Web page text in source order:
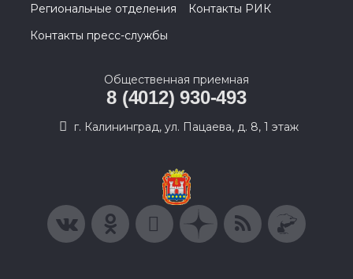
Региональные отделения
Контакты РИК
Контакты пресс-службы
Общественная приемная
8 (4012) 930-493
г. Калининград, ул. Пацаева, д. 8, 1 этаж